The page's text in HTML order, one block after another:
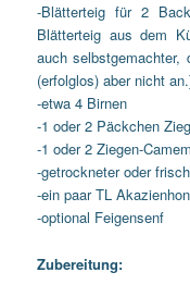
-Blätterteig für 2
Blätterteig aus dem
auch
(erfolglos) aber nicht
-etwa 4 Birnen
-1 oder 2 Päckchen
-1 oder 2 Ziegen-
-getrockneter oder
-ein paar TL
-optional Feigensenf
Zubereitung: